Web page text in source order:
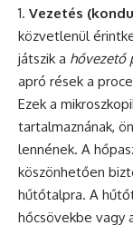
Vezetés
közvetlenül
játszik a hővezető
apró rések a
Ezek a
tartalmaznának,
lennének. A
köszönhetően
hűtőtalpra. A
hőcsövekbe vagy